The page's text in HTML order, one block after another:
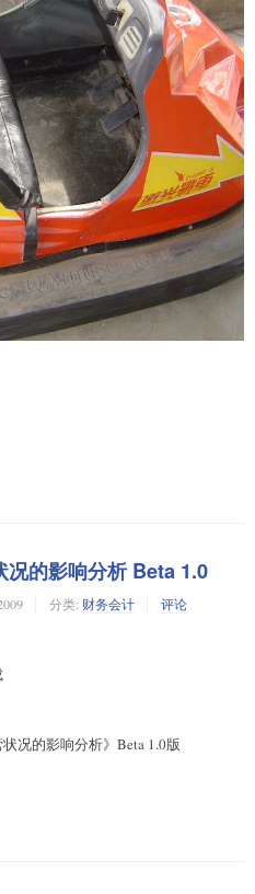
况的影响分析 Beta 1.0
分类: 财务会计 评论
况的影响分析》Beta 1.0版